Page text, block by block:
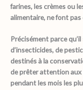
farines, les crèmes ou
alimentaire, ne font
Précisément parce
d’insecticides, de
destinés à la
de prêter attention
pendant les mois les